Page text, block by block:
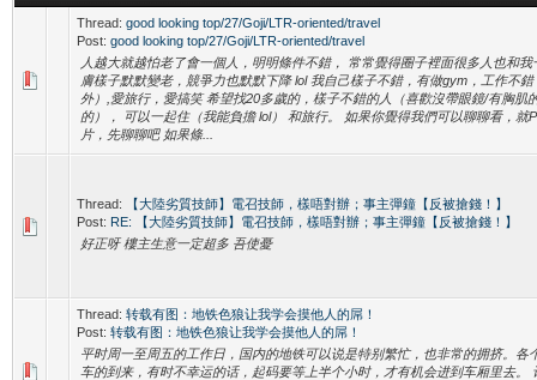
Thread: good looking top/27/Goji/LTR-oriented/travel
Post: good looking top/27/Goji/LTR-oriented/travel
人越大就越怕老了會一個人，明明條件不錯， 常常覺得圈子裡面很多人也和
膚樣子默默變老，競爭力也默默下降 lol 我自己樣子不錯，有做gym，工作不
外）,愛旅行，愛搞笑 希望找20多歲的，樣子不錯的人（喜歡沒帶眼鏡/有胸肌
的）， 可以一起住（我能負擔 lol） 和旅行。 如果你覺得我們可以聊聊看，就
片，先聊聊吧 如果條...
Thread:
【大陸劣質技師】電召技師，樣唔對辦；事主彈鐘【反被搶錢！】
Post: RE: 【大陸劣質技師】電召技師，樣唔對辦；事主彈鐘【反被搶錢！】
好正呀 樓主生意一定超多 吾使憂
Thread: 转载有图：地铁色狼让我学会摸他人的屌！
Post: 转载有图：地铁色狼让我学会摸他人的屌！
平时周一至周五的工作日，国内的地铁可以说是特别繁忙，也非常的拥挤。各
车的到来，有时不幸运的话，起码要等上半个小时，才有机会进到车厢里去。